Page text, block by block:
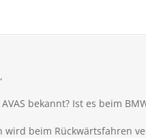
bekannt? Ist es beim
wird beim Rückwärtsfahren